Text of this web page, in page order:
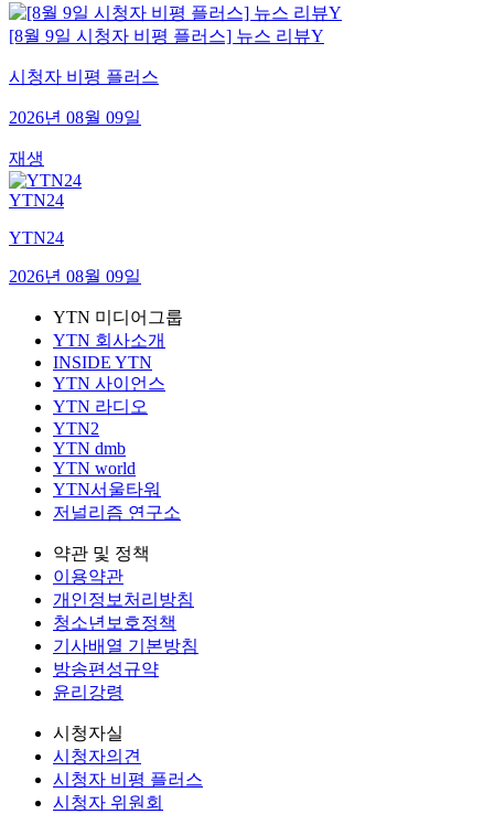
[8월 9일 시청자 비평 플러스] 뉴스 리뷰Y
시청자 비평 플러스
2026년 08월 09일
재생
YTN24
YTN24
2026년 08월 09일
YTN 미디어그룹
YTN 회사소개
INSIDE YTN
YTN 사이언스
YTN 라디오
YTN2
YTN dmb
YTN world
YTN서울타워
저널리즘 연구소
약관 및 정책
이용약관
개인정보처리방침
청소년보호정책
기사배열 기본방침
방송편성규약
윤리강령
시청자실
시청자의견
시청자 비평 플러스
시청자 위원회